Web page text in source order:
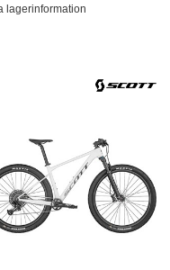
lagerinformation